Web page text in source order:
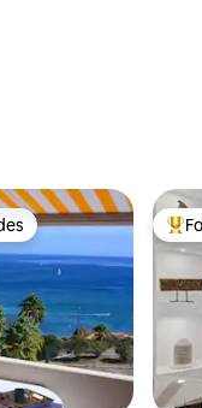
entre huéspedes De